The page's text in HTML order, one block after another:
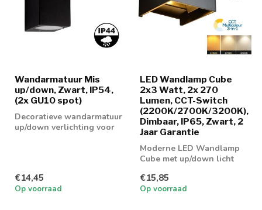
Wandarmatuur Mis
up/down, Zwart, IP54,
(2x GU10 spot)
Decoratieve wandarmatuur
up/down verlichting voor
€14,45
Op voorraad
LED Wandlamp Cube
2x3 Watt, 2x 270
Lumen, CCT-Switch
(2200K/2700K/3200K),
Dimbaar, IP65, Zwart, 2
Jaar Garantie
Moderne LED Wandlamp
Cube met up/down licht
€15,85
Op voorraad